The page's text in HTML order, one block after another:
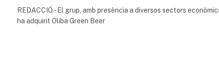
REDACCIÓ.- El grup, amb presència a diversos sectors
ha adquirit Oliba Green Beer